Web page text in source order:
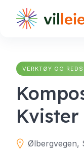
content
VERKTØY OG
Ølbergvegen,